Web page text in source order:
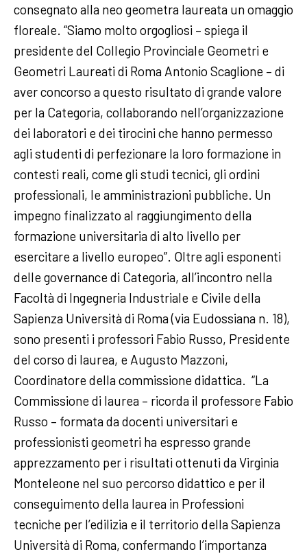
consegnato alla neo geometra laureata un omaggio
floreale. “Siamo molto orgogliosi – spiega il
presidente del Collegio Provinciale Geometri e
Geometri Laureati di Roma Antonio Scaglione – di
aver concorso a questo risultato di grande valore
per la Categoria, collaborando nell’organizzazione
dei laboratori e dei tirocini che hanno permesso
agli studenti di perfezionare la loro formazione in
contesti reali, come gli studi tecnici, gli ordini
professionali, le amministrazioni pubbliche. Un
impegno finalizzato al raggiungimento della
formazione universitaria di alto livello per
esercitare a livello europeo”. Oltre agli esponenti
delle governance di Categoria, all’incontro nella
Facoltà di Ingegneria Industriale e Civile della
Sapienza Università di Roma (via Eudossiana n. 18),
sono presenti i professori Fabio Russo, Presidente
del corso di laurea, e Augusto Mazzoni,
Coordinatore della commissione didattica. “La
Commissione di laurea – ricorda il professore Fabio
Russo – formata da docenti universitari e
professionisti geometri ha espresso grande
apprezzamento per i risultati ottenuti da Virginia
Monteleone nel suo percorso didattico e per il
conseguimento della laurea in Professioni
tecniche per l’edilizia e il territorio della Sapienza
Università di Roma, confermando l’importanza